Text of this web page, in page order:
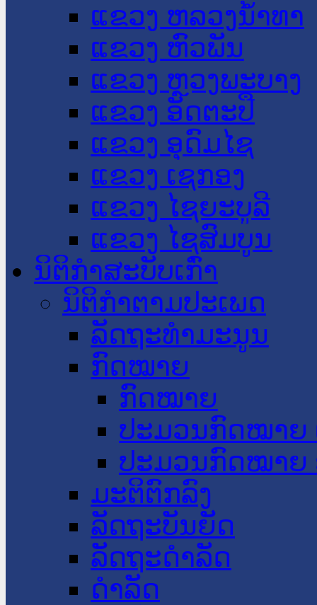
ແຂວງ ຫລວງນໍ້າທາ
ແຂວງ ຫົວພັນ
ແຂວງ ຫຼວງພະບາງ
ແຂວງ ອັດຕະປື
ແຂວງ ອຸດົມໄຊ
ແຂວງ ເຊກອງ
ແຂວງ ໄຊຍະບູລີ
ແຂວງ ໄຊສົມບູນ
ນິຕິກໍາສະບັບເກົ່າ
ນິຕິກຳຕາມປະເພດ
ລັດຖະທໍາມະນູນ
ກົດໝາຍ
ກົດໝາຍ
ປະມວນກົດໝາຍ
ປະມວນກົດໝາຍ
ມະຕິຕົກລົງ
ລັດຖະບັນຍັດ
ລັດຖະດໍາລັດ
ດໍາລັດ